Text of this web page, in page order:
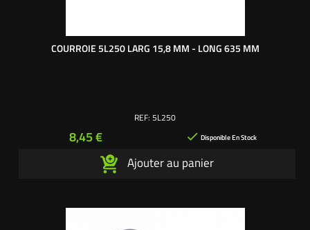
COURROIE 5L250 LARG 15,8 MM - LONG 635 MM
REF: 5L250
Prix
8,45 €  Disponible En Stock
Ajouter au panier